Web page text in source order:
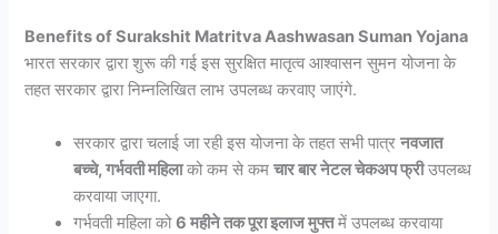
Benefits of Surakshit Matritva Aashwasan Suman Yojana
भारत सरकार द्वारा शुरू की गई इस सुरक्षित मातृत्व आश्वासन सुमन योजना के
तहत सरकार द्वारा निम्नलिखित लाभ उपलब्ध करवाए जाएंगे.
सरकार द्वारा चलाई जा रही इस योजना के तहत सभी पात्रनवजात
बच्चे, गर्भवती महिलाको कम से कमचार बार नेटल चेकअप फ्रीउपलब्ध
करवाया जाएगा.
गर्भवती महिला को6 महीने तक पूरा इलाज मुफ्तमें उपलब्ध करवाया